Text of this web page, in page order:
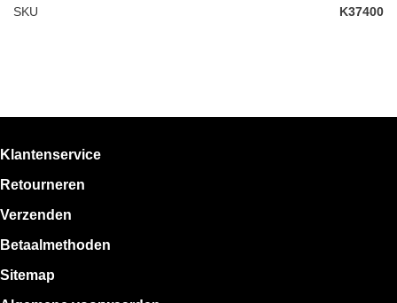
SKU K37400
Klantenservice
Retourneren
Verzenden
Betaalmethoden
Sitemap